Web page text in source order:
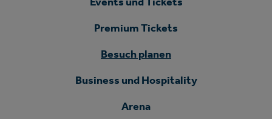
Premium Tickets
Besuch planen
Business und Hospitality
Arena